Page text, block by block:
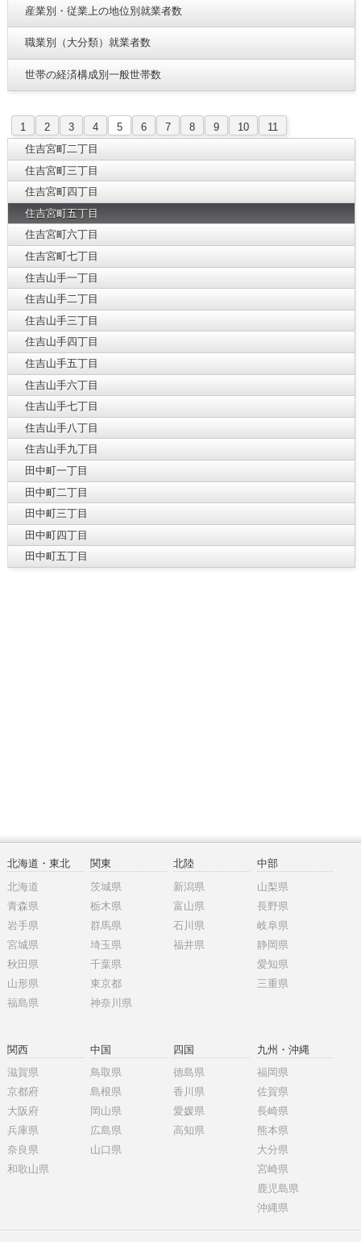
産業別・従業上の地位別就業者数
職業別（大分類）就業者数
世帯の経済構成別一般世帯数
1 2 3 4 5 6 7 8 9 10
11
住吉宮町二丁目
住吉宮町三丁目
住吉宮町四丁目
住吉宮町五丁目
住吉宮町六丁目
住吉宮町七丁目
住吉山手一丁目
住吉山手二丁目
住吉山手三丁目
住吉山手四丁目
住吉山手五丁目
住吉山手六丁目
住吉山手七丁目
住吉山手八丁目
住吉山手九丁目
田中町一丁目
田中町二丁目
田中町三丁目
田中町四丁目
田中町五丁目
北海道・東北
北海道
青森県
岩手県
宮城県
秋田県
山形県
福島県
関東
茨城県
栃木県
群馬県
埼玉県
千葉県
東京都
神奈川県
北陸
新潟県
富山県
石川県
福井県
中部
山梨県
長野県
岐阜県
静岡県
愛知県
三重県
関西
滋賀県
京都府
大阪府
兵庫県
奈良県
和歌山県
中国
鳥取県
島根県
岡山県
広島県
山口県
四国
徳島県
香川県
愛媛県
高知県
九州・沖縄
福岡県
佐賀県
長崎県
熊本県
大分県
宮崎県
鹿児島県
沖縄県